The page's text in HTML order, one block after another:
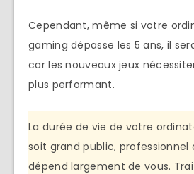
Cependant, même si votre
gaming dépasse les 5 ans, il
car les nouveaux jeux
plus performant.
La durée de vie de votre
soit grand public, professionnel
dépend largement de vous.